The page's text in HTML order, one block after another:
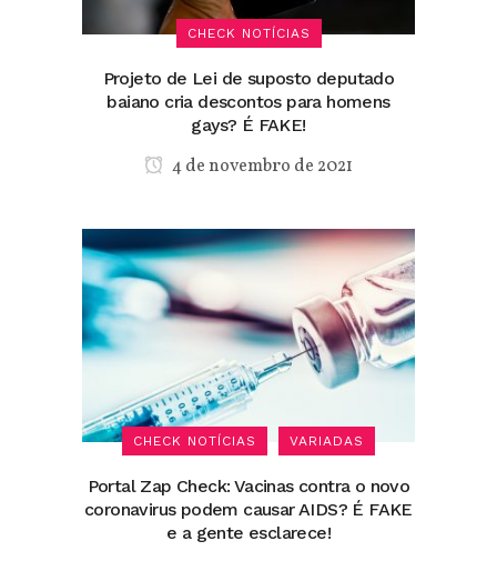
CHECK NOTÍCIAS
Projeto de Lei de suposto deputado
baiano cria descontos para homens
gays? É FAKE!
4 de novembro de 2021
CHECK NOTÍCIAS VARIADAS
Portal Zap Check: Vacinas contra o novo
coronavirus podem causar AIDS? É FAKE
e a gente esclarece!